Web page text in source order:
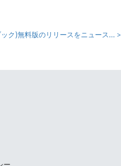
ク)無料版のリリースをニュース... >